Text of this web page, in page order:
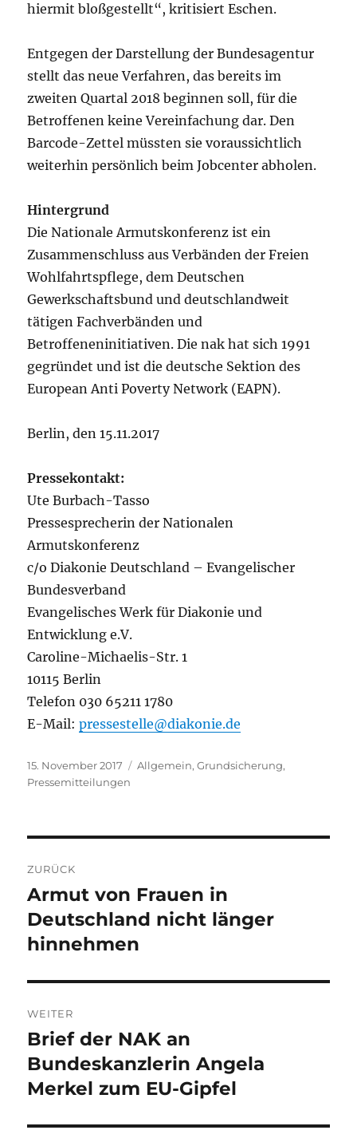
hiermit bloßgestellt“, kritisiert Eschen.
Entgegen der Darstellung der Bundesagentur
stellt das neue Verfahren, das bereits im
zweiten Quartal 2018 beginnen soll, für die
Betroffenen keine Vereinfachung dar. Den
Barcode-Zettel müssten sie voraussichtlich
weiterhin persönlich beim Jobcenter abholen.
Hintergrund
Die Nationale Armutskonferenz ist ein
Zusammenschluss aus Verbänden der Freien
Wohlfahrtspflege, dem Deutschen
Gewerkschaftsbund und deutschlandweit
tätigen Fachverbänden und
Betroffeneninitiativen. Die nak hat sich 1991
gegründet und ist die deutsche Sektion des
European Anti Poverty Network (EAPN).
Berlin, den 15.11.2017
Pressekontakt:
Ute Burbach-Tasso
Pressesprecherin der Nationalen
Armutskonferenz
c/o Diakonie Deutschland – Evangelischer
Bundesverband
Evangelisches Werk für Diakonie und
Entwicklung e.V.
Caroline-Michaelis-Str. 1
10115 Berlin
Telefon 030 65211 1780
E-Mail:pressestelle@diakonie.de
Veröffentlicht
am
15. November 2017 Kategorien
Allgemein,Grundsicherung,
Pressemitteilungen
ZURÜCK
Vorheriger
Beitrag:
Armut von Frauen in
Deutschland nicht länger
hinnehmen
WEITER
Nächster
Beitrag:
Brief der NAK an
Bundeskanzlerin Angela
Merkel zum EU-Gipfel